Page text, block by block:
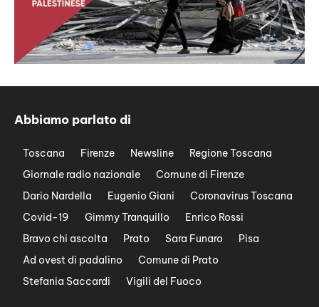
Abbiamo parlato di
Toscana Firenze Newsline
Regione Toscana
Giornale radio nazionale
Comune di Firenze
Dario Nardella
Eugenio Giani
Coronavirus Toscana
Covid-19
Gimmy Tranquillo
Enrico Rossi
Bravo chi ascolta
Prato Sara Funaro
Pisa
Ad ovest di padalino
Comune di Prato
Stefania Saccardi
Vigili del Fuoco